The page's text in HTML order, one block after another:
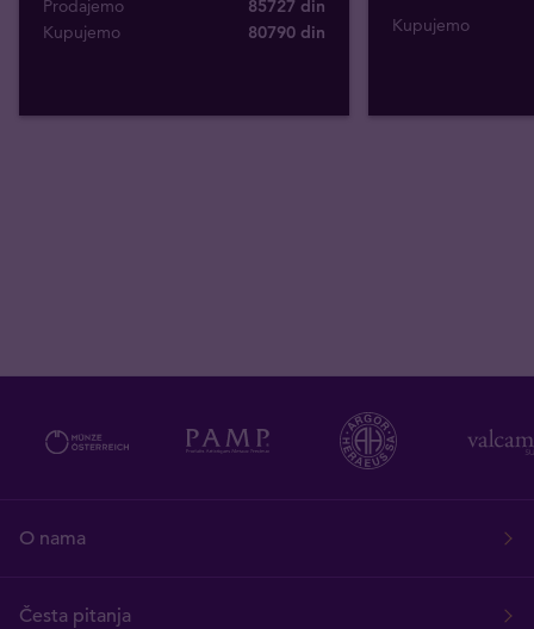
Prodajemo
85727 din
Kupujemo
80790 din Kupujemo
O nama
Česta pitanja